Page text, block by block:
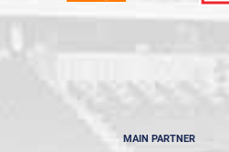
MAIN PARTNER